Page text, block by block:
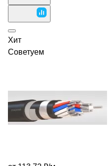
Хит
Советуем